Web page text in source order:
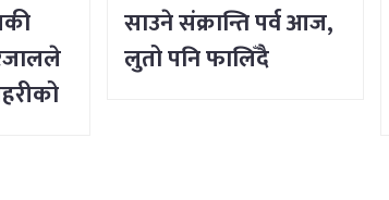
साउने संक्रान्ति पर्व आज,
लुतो पनि फालिँदै